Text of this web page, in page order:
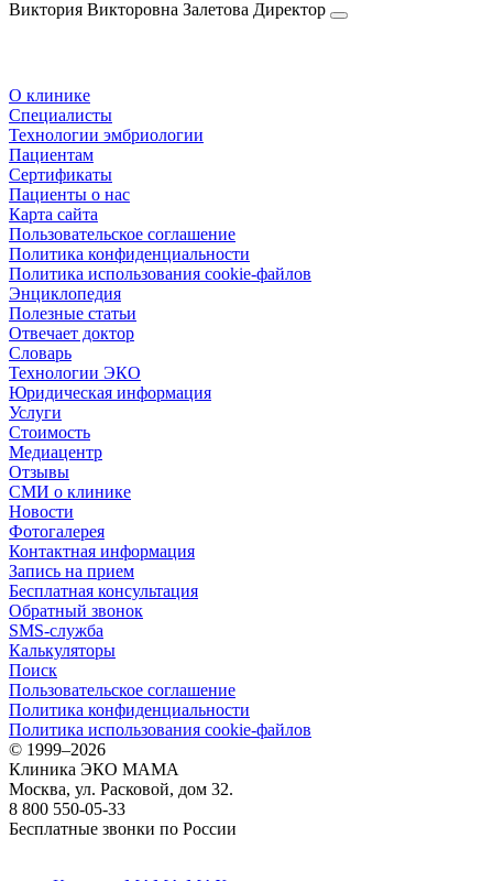
Виктория Викторовна Залетова Директор
О клинике
Специалисты
Технологии эмбриологии
Пациентам
Сертификаты
Пациенты о нас
Карта сайта
Пользовательское соглашение
Политика конфиденциальности
Политика использования cookie-файлов
Энциклопедия
Полезные статьи
Отвечает доктор
Словарь
Технологии ЭКО
Юридическая информация
Услуги
Стоимость
Медиацентр
Отзывы
СМИ о клинике
Новости
Фотогалерея
Контактная информация
Запись на прием
Бесплатная консультация
Обратный звонок
SMS-служба
Калькуляторы
Поиск
Пользовательское соглашение
Политика конфиденциальности
Политика использования cookie-файлов
© 1999–2026
Клиника ЭКО МАМА
Москва, ул. Расковой, дом 32.
8 800 550-05-33
Бесплатные звонки по России